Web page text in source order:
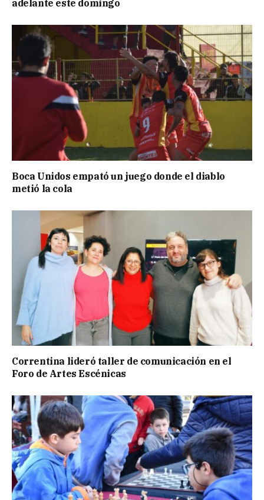
adelante este domingo
Boca Unidos empató un juego donde el diablo
metió la cola
Correntina lideró taller de comunicación en el
Foro de Artes Escénicas